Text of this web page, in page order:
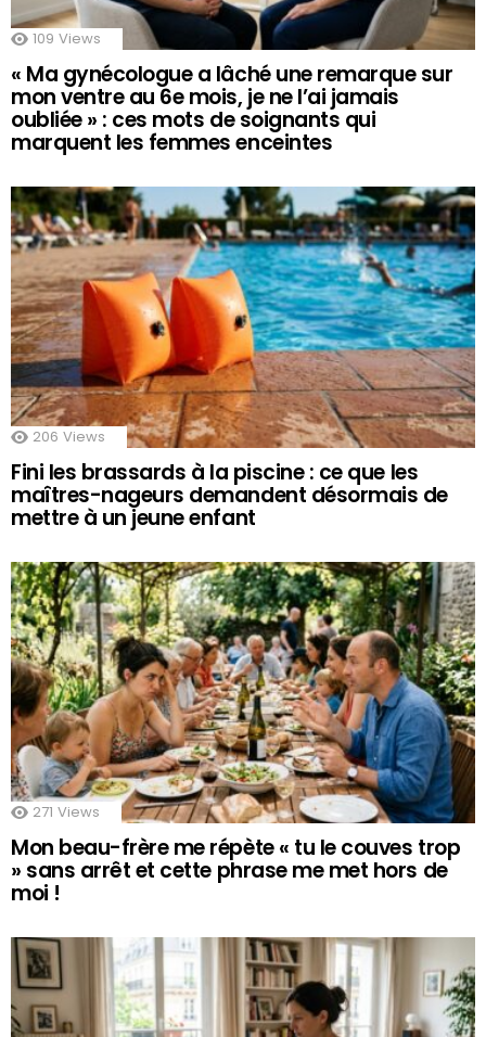
109 Views
« Ma gynécologue a lâché une remarque sur
mon ventre au 6e mois, je ne l’ai jamais
oubliée » : ces mots de soignants qui
marquent les femmes enceintes
206 Views
Fini les brassards à la piscine : ce que les
maîtres-nageurs demandent désormais de
mettre à un jeune enfant
271 Views
Mon beau-frère me répète « tu le couves trop
» sans arrêt et cette phrase me met hors de
moi !